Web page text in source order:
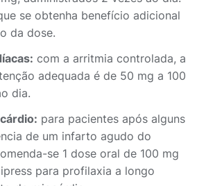
se obtenha benefício adicional
da dose.
com a arritmia controlada, a
adequada é de 50 mg a 100
dia.
para pacientes após alguns
de um infarto agudo do
se 1 dose oral de 100 mg
para profilaxia a longo